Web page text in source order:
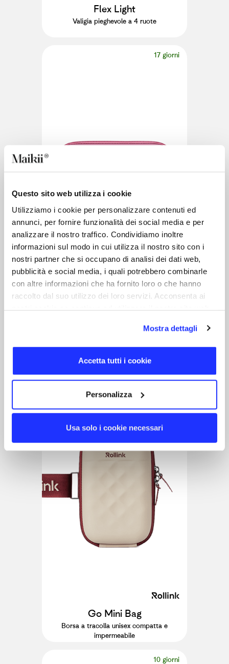
Questo sito web utilizza i cookie
Utilizziamo i cookie per personalizzare contenuti ed
annunci, per fornire funzionalità dei social media e per
analizzare il nostro traffico. Condividiamo inoltre
informazioni sul modo in cui utilizza il nostro sito con i
nostri partner che si occupano di analisi dei dati web,
pubblicità e social media, i quali potrebbero combinarle
con altre informazioni che ha fornito loro o che hanno
raccolto dal suo utilizzo dei loro servizi. Acconsenta ai
nostri cookie se continua ad utilizzare il nostro sito web.
Mostra dettagli
Accetta tutti i cookie
Personalizza
Usa solo i cookie necessari
Flex Light
Valigia pieghevole a 4 ruote
17 giorni
Tour Mini Bag
Go Mini Bag
Borsa a tracolla unisex compatta e
impermeabile
10 giorni